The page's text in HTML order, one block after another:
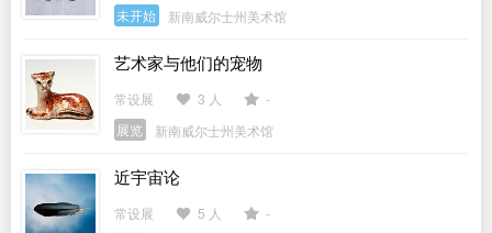
未开始
新南威尔士州美术馆
艺术家与他们的宠物
常设展 3 人
-
展览
新南威尔士州美术馆
近宇宙论
常设展 5 人
-